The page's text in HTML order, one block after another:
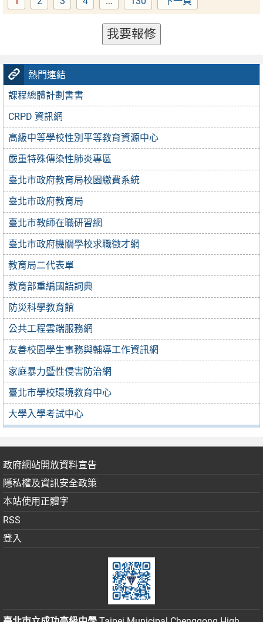
熱門連結
課程總體計劃書書
CRPD 資訊網
高級中等學校性別平等教育資源中心
嚴重特殊傳染性肺炎專區
臺北市政府教育局校園繳費系統
臺北市政府教育局
臺北市教師在職研習網
臺北市政府機關學校求職徵才網
教育局二代表單
教育部重編國語詞典
防災科學教育館
公共工程雲端服務網
友善校園學生事務與輔導工作資訊網
家庭暴力暨性侵害防治網
臺北市學校環境教育中心
大學入學考試中心
Page Page Page Page Page
我要報修
政府網站開放資料宣告
隱私權及資訊安全政策
本站使用正體字
RSS
登入